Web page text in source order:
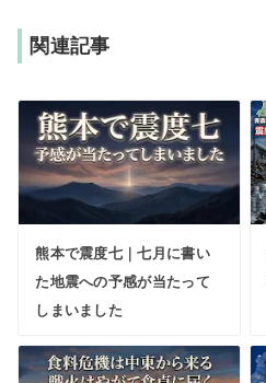
関連記事
熊本で震度七｜七月に書い
た地震への予感が当たって
しまいました